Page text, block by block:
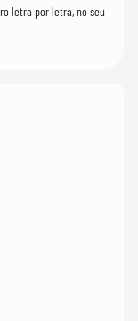
letra por letra, no seu